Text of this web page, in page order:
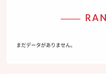
まだデータがありません。